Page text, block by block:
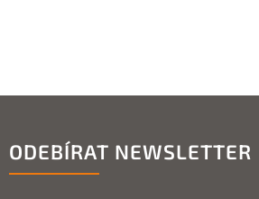
ODEBÍRAT NEWSLETTER